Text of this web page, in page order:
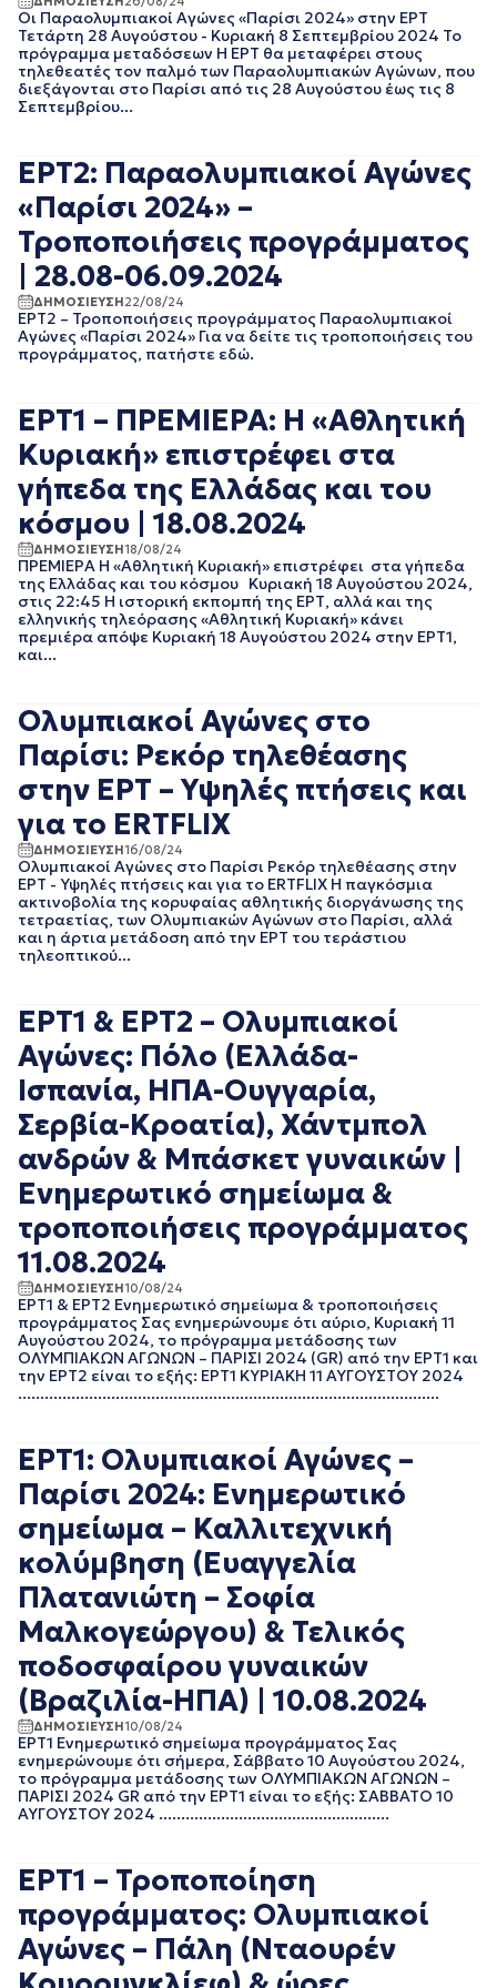
EΡΤNEWS
ΓΕΝΙΚΗ
ΓΡΑΦΕΙΟ ΤΥΠΟΥ
ΕΡΤ
ΚΙΝΗΜΑΤΟΓΡΑΦΙΚΕΣ
ΤΑΙΝΙΕΣ
ΠΟΛΙΤΙΣΜΟΣ
ΡΑΔΙΟΦΩΝΟ
ΤΗΛΕΟΡΑΣΗ
ΜΑΙΟΣ 2025
ΑΠΡΙΛΙΟΣ 2025
ΜΑΡΤΙΟΣ 2025
ΦΕΒΡΟΥΑΡΙΟΣ 2025
ΙΟΥΛΙΟΣ 2024
ΙΟΥΝΙΟΣ 2024
ΜΑΙΟΣ 2024
ΜΑΡΤΙΟΣ 2024
ΦΕΒΡΟΥΑΡΙΟΣ 2024
ΝΟΕΜΒΡΙΟΣ 2023
ΟΚΤΩΒΡΙΟΣ 2023
ΑΥΓΟΥΣΤΟΣ 2023
ΙΟΥΛΙΟΣ 2023
ΑΠΡΙΛΙΟΣ 2023
ΦΕΒΡΟΥΑΡΙΟΣ 2023
ΙΑΝΟΥΑΡΙΟΣ 2023
ΝΟΕΜΒΡΙΟΣ 2022
ΟΚΤΩΒΡΙΟΣ 2022
ΣΕΠΤΕΜΒΡΙΟΣ 2022
ΑΥΓΟΥΣΤΟΣ 2022
ΙΟΥΛΙΟΣ 2022
ΙΟΥΝΙΟΣ 2022
ΜΑΙΟΣ 2022
ΙΑΝΟΥΑΡΙΟΣ 2022
ΔΕΚΕΜΒΡΙΟΣ 2021
ΝΟΕΜΒΡΙΟΣ 2021
ΟΚΤΩΒΡΙΟΣ 2021
ΣΕΠΤΕΜΒΡΙΟΣ 2021
ΑΥΓΟΥΣΤΟΣ 2021
ΙΟΥΛΙΟΣ 2021
ΙΟΥΝΙΟΣ 2021
ΜΑΙΟΣ 2021
ΑΠΡΙΛΙΟΣ 2021
ΜΑΡΤΙΟΣ 2021
ΔΕΚΕΜΒΡΙΟΣ 2020
ΝΟΕΜΒΡΙΟΣ 2020
ΟΚΤΩΒΡΙΟΣ 2020
ΣΕΠΤΕΜΒΡΙΟΣ 2020
ΑΥΓΟΥΣΤΟΣ 2020
ΙΟΥΛΙΟΣ 2020
ΙΟΥΝΙΟΣ 2020
ΜΑΙΟΣ 2020
ΑΠΡΙΛΙΟΣ 2020
ΜΑΡΤΙΟΣ 2020
ΔΕΚΕΜΒΡΙΟΣ 2019
ΝΟΕΜΒΡΙΟΣ 2019
ΟΚΤΩΒΡΙΟΣ 2019
ΣΕΠΤΕΜΒΡΙΟΣ 2019
ΜΑΙΟΣ 2019
ΑΠΡΙΛΙΟΣ 2019
ΜΑΡΤΙΟΣ 2019
ΦΕΒΡΟΥΑΡΙΟΣ 2019
ΙΑΝΟΥΑΡΙΟΣ 2019
ΝΟΕΜΒΡΙΟΣ 2018
ΟΚΤΩΒΡΙΟΣ 2018
ΣΕΠΤΕΜΒΡΙΟΣ 2018
ΑΥΓΟΥΣΤΟΣ 2018
ΙΟΥΛΙΟΣ 2018
ΙΟΥΝΙΟΣ 2018
ΜΑΙΟΣ 2018
ΑΠΡΙΛΙΟΣ 2018
ΜΑΡΤΙΟΣ 2018
ΦΕΒΡΟΥΑΡΙΟΣ 2018
ΟΚΤΩΒΡΙΟΣ 2017
ΣΕΠΤΕΜΒΡΙΟΣ 2017
ΑΥΓΟΥΣΤΟΣ 2017
ΙΟΥΛΙΟΣ 2017
ΙΟΥΝΙΟΣ 2017
Οι Παραολυμπιακοί Αγώνες «Παρίσι 2024» στην ΕΡΤ
Τετάρτη 28 Αυγούστου - Κυριακή 8 Σεπτεμβρίου 2024 Το
πρόγραμμα μεταδόσεων Η ΕΡΤ θα μεταφέρει στους
τηλεθεατές τον παλμό των Παραολυμπιακών Αγώνων, που
διεξάγονται στο Παρίσι από τις 28 Αυγούστου έως τις 8
Σεπτεμβρίου...
ΕΡΤ2: Παραολυμπιακοί Αγώνες
«Παρίσι 2024» –
Τροποποιήσεις προγράμματος
| 28.08-06.09.2024
ΔΗΜΟΣΙΕΥΣΗ22/08/24
ΕΡΤ2 – Τροποποιήσεις προγράμματος Παραολυμπιακοί
Αγώνες «Παρίσι 2024» Για να δείτε τις τροποποιήσεις του
προγράμματος, πατήστε εδώ.
ΕΡΤ1 – ΠΡΕΜΙΕΡΑ: Η «Αθλητική
Κυριακή» επιστρέφει στα
γήπεδα της Ελλάδας και του
κόσμου | 18.08.2024
ΔΗΜΟΣΙΕΥΣΗ18/08/24
ΠΡΕΜΙΕΡΑ Η «Αθλητική Κυριακή» επιστρέφει στα γήπεδα
της Ελλάδας και του κόσμου Κυριακή 18 Αυγούστου 2024,
στις 22:45 Η ιστορική εκπομπή της ΕΡΤ, αλλά και της
ελληνικής τηλεόρασης «Αθλητική Κυριακή» κάνει
πρεμιέρα απόψε Κυριακή 18 Αυγούστου 2024 στην ΕΡΤ1,
και...
Ολυμπιακοί Αγώνες στο
Παρίσι: Ρεκόρ τηλεθέασης
στην ΕΡΤ – Υψηλές πτήσεις και
για το ERTFLIX
ΔΗΜΟΣΙΕΥΣΗ16/08/24
Ολυμπιακοί Αγώνες στο Παρίσι Ρεκόρ τηλεθέασης στην
ΕΡΤ - Υψηλές πτήσεις και για το ERTFLIX Η παγκόσμια
ακτινοβολία της κορυφαίας αθλητικής διοργάνωσης της
τετραετίας, των Ολυμπιακών Αγώνων στο Παρίσι, αλλά
και η άρτια μετάδοση από την ΕΡΤ του τεράστιου
τηλεοπτικού...
ΕΡΤ1 & ΕΡΤ2 – Ολυμπιακοί
Αγώνες: Πόλο (Ελλάδα-
Ισπανία, ΗΠΑ-Ουγγαρία,
Σερβία-Κροατία), Χάντμπολ
ανδρών & Μπάσκετ γυναικών |
Ενημερωτικό σημείωμα &
τροποποιήσεις προγράμματος
11.08.2024
ΔΗΜΟΣΙΕΥΣΗ10/08/24
ΕΡΤ1 & ΕΡΤ2 Ενημερωτικό σημείωμα & τροποποιήσεις
προγράμματος Σας ενημερώνουμε ότι αύριο, Κυριακή 11
Αυγούστου 2024, το πρόγραμμα μετάδοσης των
ΟΛΥΜΠΙΑΚΩΝ ΑΓΩΝΩΝ – ΠΑΡΙΣΙ 2024 (GR) από την ΕΡΤ1 και
την ΕΡΤ2 είναι το εξής: ΕΡΤ1 ΚΥΡΙΑΚΗ 11 ΑΥΓΟΥΣΤΟΥ 2024
...............................................................................................
ΕΡΤ1: Ολυμπιακοί Αγώνες –
Παρίσι 2024: Ενημερωτικό
σημείωμα – Καλλιτεχνική
κολύμβηση (Ευαγγελία
Πλατανιώτη – Σοφία
Μαλκογεώργου) & Τελικός
ποδοσφαίρου γυναικών
(Βραζιλία-ΗΠΑ) | 10.08.2024
ΔΗΜΟΣΙΕΥΣΗ10/08/24
ΕΡΤ1 Ενημερωτικό σημείωμα προγράμματος Σας
ενημερώνουμε ότι σήμερα, Σάββατο 10 Αυγούστου 2024,
το πρόγραμμα μετάδοσης των ΟΛΥΜΠΙΑΚΩΝ ΑΓΩΝΩΝ –
ΠΑΡΙΣΙ 2024 GR από την ΕΡΤ1 είναι το εξής: ΣΑΒΒΑΤΟ 10
ΑΥΓΟΥΣΤΟΥ 2024 ....................................................
ΕΡΤ1 – Τροποποίηση
προγράμματος: Ολυμπιακοί
Αγώνες – Πάλη (Νταουρέν